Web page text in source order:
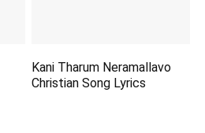
Kani Tharum Neramallavo
Christian Song Lyrics